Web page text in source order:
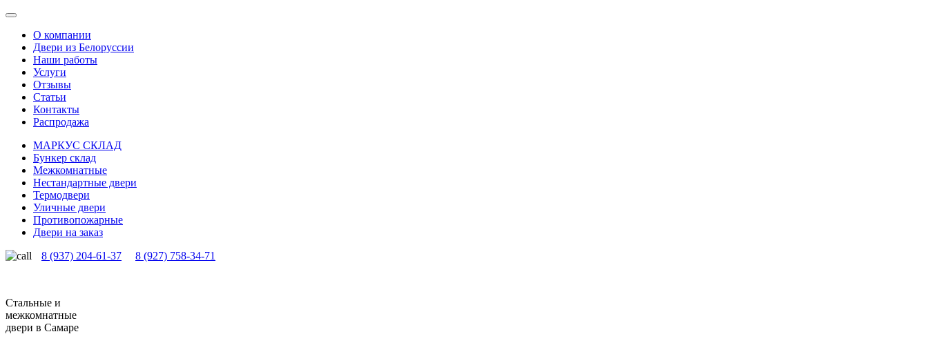
О компании
Двери из Белоруссии
Наши работы
Услуги
Отзывы
Статьи
Контакты
Распродажа
МАРКУС СКЛАД
Бункер склад
Межкомнатные
Нестандартные двери
Термодвери
Уличные двери
Противопожарные
Двери на заказ
8 (937) 204-61-37
8 (927) 758-34-71
Стальные и
межкомнатные
двери в Самаре